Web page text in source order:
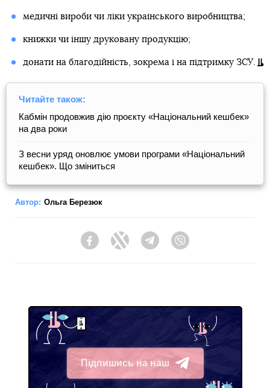
медичні вироби чи ліки українського виробництва;
книжки чи іншу друковану продукцію;
донати на благодійність, зокрема і на підтримку ЗСУ.
Читайте також:
Кабмін продовжив дію проєкту «Національний кешбек»
на два роки
З весни уряд оновлює умови програми «Національний
кешбек». Що зміниться
Автор: Ольга Березюк
FacebookTwitter Telegram
Підпишись на наш
Telegram